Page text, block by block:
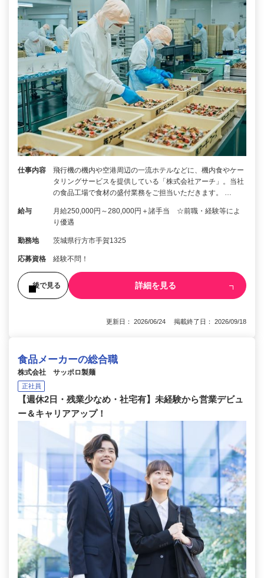
仕事内容
飛行機の機内や空港周辺の一流ホテルなどに、機内食やケー
タリングサービスを提供している「株式会社アーチ」。当社
の食品工場で食材の盛付業務をご担当いただきます。 …
給与
月給250,000円～280,000円＋諸手当 ☆前職・経験等によ
り優遇
勤務地 茨城県行方市手賀1325
応募資格 経験不問！
後で見る 詳細を見る
更新日： 2026/06/24 掲載終了日： 2026/09/18
食品メーカーの総合職
株式会社 サッポロ製麺
正社員
【週休2日・残業少なめ・社宅有】未経験から営業デビュ
ー＆キャリアアップ！